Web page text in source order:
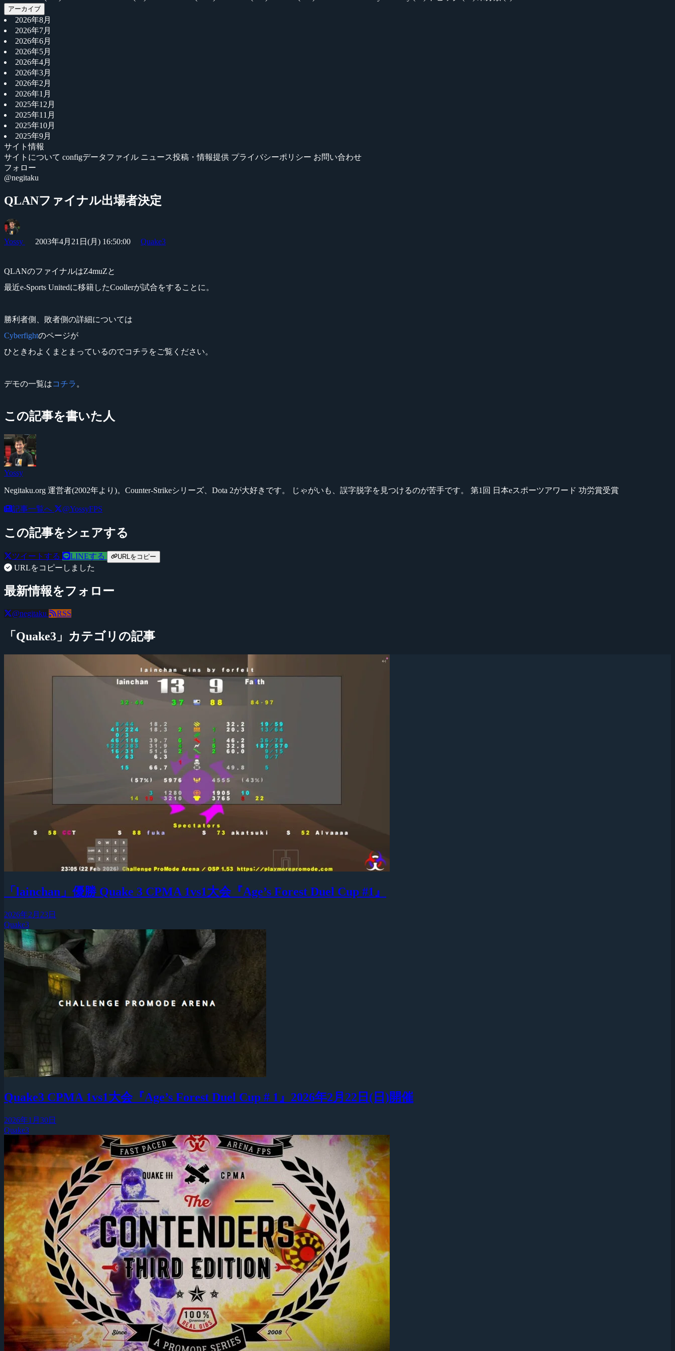
アーカイブ
2026年8月
2026年7月
2026年6月
2026年5月
2026年4月
2026年3月
2026年2月
2026年1月
2025年12月
2025年11月
2025年10月
2025年9月
サイト情報
サイトについて configデータファイル ニュース投稿・情報提供 プライバシーポリシー お問い合わせ
フォロー
@negitaku
QLANファイナル出場者決定
Yossy 2003年4月21日(月) 16:50:00 Quake3
QLANのファイナルはZ4muZと
最近e-Sports Unitedに移籍したCoollerが試合をすることに。
勝利者側、敗者側の詳細については
Cyberfightのページが
ひときわよくまとまっているのでコチラをご覧ください。
デモの一覧はコチラ 。
この記事を書いた人
Yossy
Negitaku.org 運営者(2002年より)。Counter-Strikeシリーズ、Dota 2が大好きです。 じゃがいも、誤字脱字を見つけるのが苦手です。 第1回 日本eスポーツアワード 功労賞受賞
記事一覧へ @YossyFPS
この記事をシェアする
ツイートする LINEする URLをコピー
URLをコピーしました
最新情報をフォロー
@negitaku RSS
「Quake3」カテゴリの記事
「lainchan」優勝 Quake 3 CPMA 1vs1大会『Age’s Forest Duel Cup #1』
2026年2月23日
Quake3
Quake3 CPMA 1vs1大会『Age’s Forest Duel Cup # 1』2026年2月22日(日)開催
2026年1月30日
Quake3